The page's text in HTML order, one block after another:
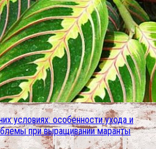
условиях: особенности ухода и
при выращивании маранты